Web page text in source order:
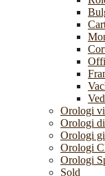
Orologi
Orologi
Orologi
Orologi
Orologi
Sold